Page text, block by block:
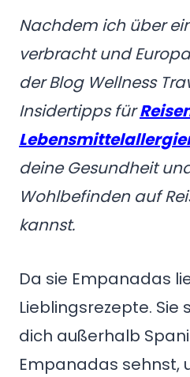
Nachdem ich über
verbracht und
der Blog Wellness
Insidertipps für
deine Gesundheit
Wohlbefinden auf
kannst.
Da sie Empanadas
Lieblingsrezepte. Sie
dich außerhalb
Empanadas sehnst,